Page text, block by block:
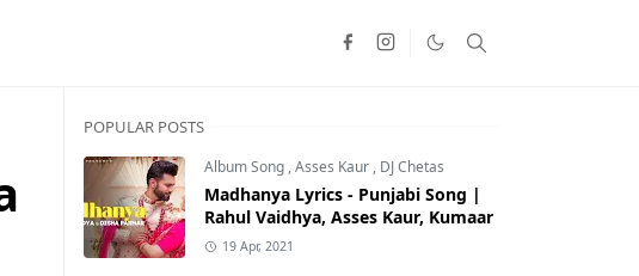
POPULAR POSTS
Album Song ,Asses Kaur , DJ Chetas
Madhanya Lyrics - Punjabi Song |
Rahul Vaidhya, Asses Kaur, Kumaar
19 Apr, 2021